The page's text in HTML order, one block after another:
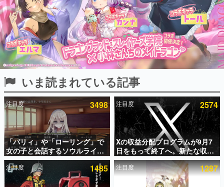
ピックアップ
電ファミのいま読まれている記事ランキング
アプリセール情報
インタビュー
連載・特集一覧
いま読まれている記事
注目度 3498
「パリィ」や「ローリング」で
女の子と会話するソウルライク
恋愛ゲーム『小早川さんはソウ
ルライク』無料公開。返事に失
敗すると「YOU DIED」
注目度 2574
Xの収益分配プログラムが9月7
日をもって終了へ。新たな収益
化制度「Original Content
Rewards Program」を発表
注目度 1485 注目度 1287